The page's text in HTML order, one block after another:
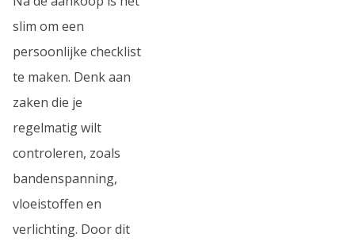
slim om een
persoonlijke checklist
te maken. Denk aan
zaken die je
regelmatig wilt
controleren, zoals
bandenspanning,
vloeistoffen en
verlichting. Door dit